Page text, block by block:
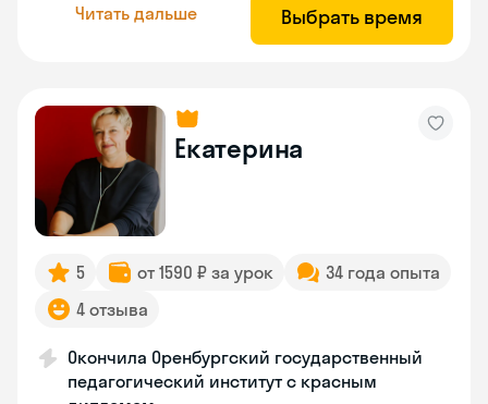
Читать дальше Выбрать время
Екатерина
5 от 1590 ₽ за урок
34 года опыта
4 отзыва
Окончила Оренбургский государственный
педагогический институт с красным